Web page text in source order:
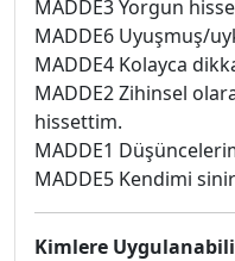
MADDE3 Yorgun
MADDE6 Uyuşmuş/
MADDE4 Kolayca
MADDE2 Zihinsel
hissettim.
MADDE1
MADDE5 Kendimi
Kimlere